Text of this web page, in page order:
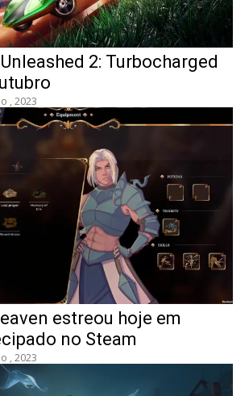
2: Turbocharged
, 2023
estreou hoje em
no Steam
, 2023